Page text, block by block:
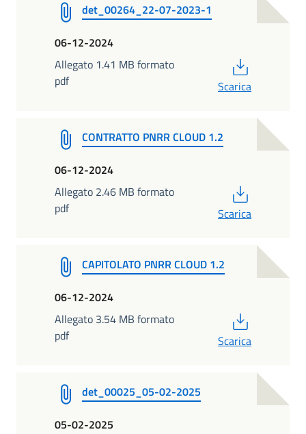
det_00264_22-07-2023-1
06-12-2024
Allegato 1.41 MB formato
pdf
Scarica
CONTRATTO PNRR CLOUD 1.2
06-12-2024
Allegato 2.46 MB formato
pdf
Scarica
CAPITOLATO PNRR CLOUD 1.2
06-12-2024
Allegato 3.54 MB formato
pdf
Scarica
det_00025_05-02-2025
05-02-2025